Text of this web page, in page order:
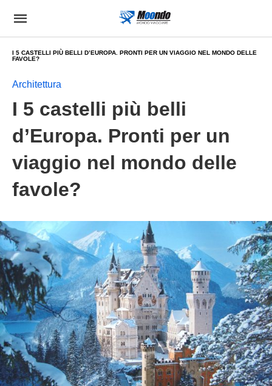
I 5 CASTELLI PIÙ BELLI D’EUROPA. PRONTI PER UN VIAGGIO NEL MONDO DELLE
FAVOLE?
Architettura
I 5 castelli più belli
d’Europa. Pronti per un
viaggio nel mondo delle
favole?